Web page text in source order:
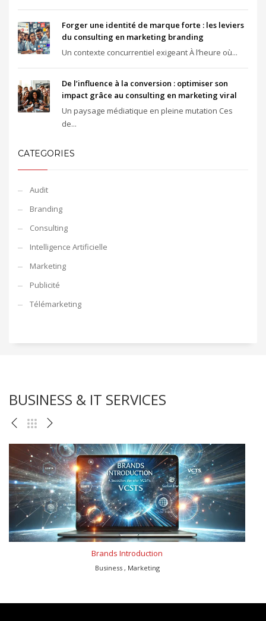
Forger une identité de marque forte : les leviers
du consulting en marketing branding
Un contexte concurrentiel exigeant À l’heure où...
De l’influence à la conversion : optimiser son
impact grâce au consulting en marketing viral
Un paysage médiatique en pleine mutation Ces
de...
CATEGORIES
Audit
Branding
Consulting
Intelligence Artificielle
Marketing
Publicité
Télémarketing
BUSINESS & IT SERVICES
Brands Introduction
Business , Marketing